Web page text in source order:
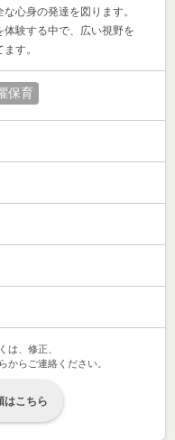
心身の発達を図ります。
体験する中で、広い視野を
す。
保育
は、修正、
からご連絡ください。
はこちら